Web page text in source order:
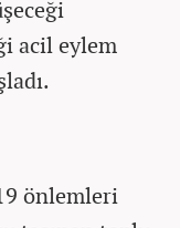
acil eylem
önlemleri